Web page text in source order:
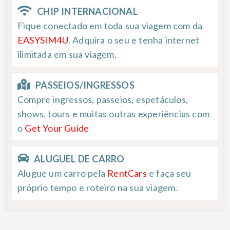
CHIP INTERNACIONAL
Fique conectado em toda sua viagem com da
EASYSIM4U. Adquira o seu e tenha internet
ilimitada em sua viagem.
PASSEIOS/INGRESSOS
Compre ingressos, passeios, espetáculos,
shows, tours e muitas outras experiências com
o Get Your Guide
ALUGUEL DE CARRO
Alugue um carro pela RentCars e faça seu
próprio tempo e roteiro na sua viagem.